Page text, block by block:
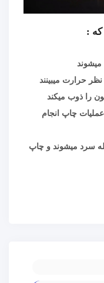
که :
حرارت میبینند
را ذوب میکند
چاپ انجام
سرد میشوند و چاپ